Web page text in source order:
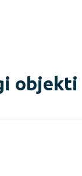
objekti